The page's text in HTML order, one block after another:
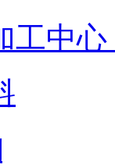
工中